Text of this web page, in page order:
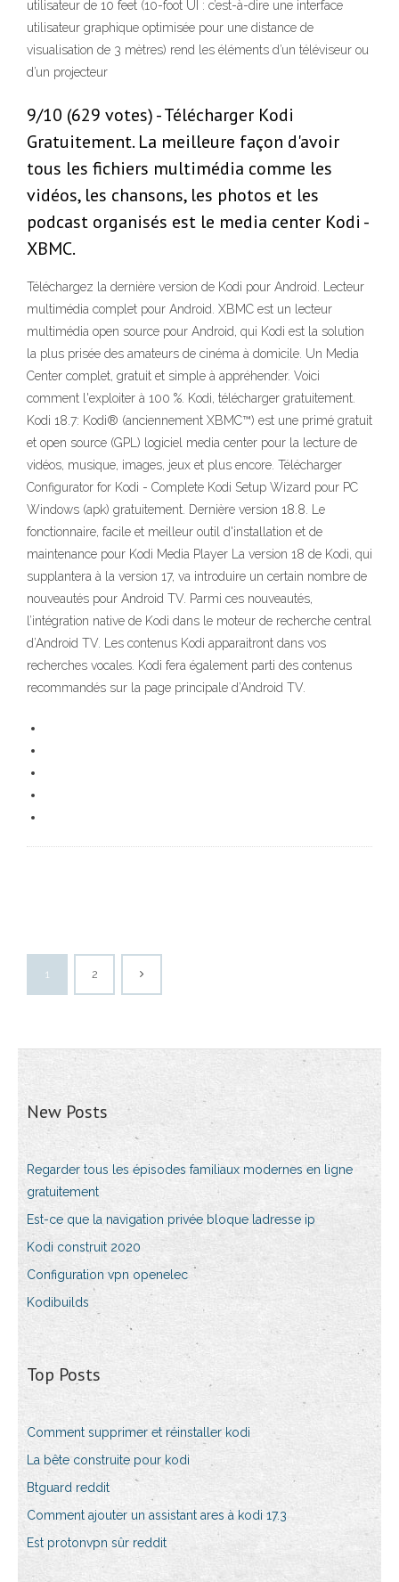
utilisateur de 10 feet (10-foot UI : c’est-à-dire une interface
utilisateur graphique optimisée pour une distance de
visualisation de 3 mètres) rend les éléments d’un téléviseur ou
d’un projecteur
9/10 (629 votes) - Télécharger Kodi
Gratuitement. La meilleure façon d'avoir
tous les fichiers multimédia comme les
vidéos, les chansons, les photos et les
podcast organisés est le media center Kodi -
XBMC.
Téléchargez la dernière version de Kodi pour Android. Lecteur
multimédia complet pour Android. XBMC est un lecteur
multimédia open source pour Android, qui Kodi est la solution
la plus prisée des amateurs de cinéma à domicile. Un Media
Center complet, gratuit et simple à appréhender. Voici
comment l'exploiter à 100 %. Kodi, télécharger gratuitement.
Kodi 18.7: Kodi® (anciennement XBMC™) est une primé gratuit
et open source (GPL) logiciel media center pour la lecture de
vidéos, musique, images, jeux et plus encore. Télécharger
Configurator for Kodi - Complete Kodi Setup Wizard pour PC
Windows (apk) gratuitement. Dernière version 18.8. Le
fonctionnaire, facile et meilleur outil d'installation et de
maintenance pour Kodi Media Player La version 18 de Kodi, qui
supplantera à la version 17, va introduire un certain nombre de
nouveautés pour Android TV. Parmi ces nouveautés,
l’intégration native de Kodi dans le moteur de recherche central
d’Android TV. Les contenus Kodi apparaitront dans vos
recherches vocales. Kodi fera également parti des contenus
recommandés sur la page principale d’Android TV.
1 2
New Posts
Regarder tous les épisodes familiaux modernes en ligne
gratuitement
Est-ce que la navigation privée bloque ladresse ip
Kodi construit 2020
Configuration vpn openelec
Kodibuilds
Top Posts
Comment supprimer et réinstaller kodi
La bête construite pour kodi
Btguard reddit
Comment ajouter un assistant ares à kodi 17.3
Est protonvpn sûr reddit